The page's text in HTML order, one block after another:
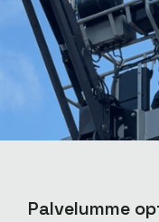
Palvelumme